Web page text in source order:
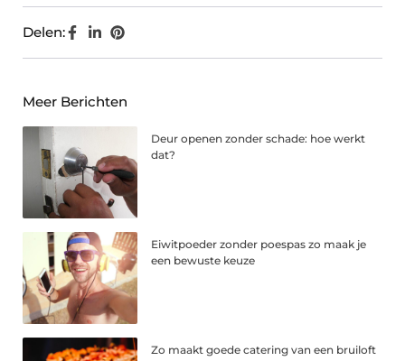
Delen:
Meer Berichten
Deur openen zonder schade: hoe werkt
dat?
Eiwitpoeder zonder poespas zo maak je
een bewuste keuze
Zo maakt goede catering van een bruiloft